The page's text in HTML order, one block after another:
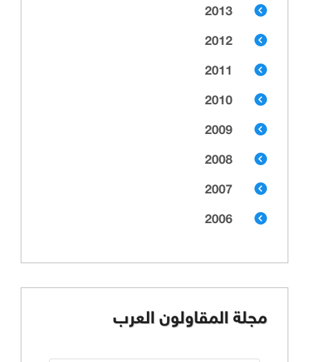
2013
2012
2011
2010
2009
2008
2007
2006
مجلة المقاولون العرب